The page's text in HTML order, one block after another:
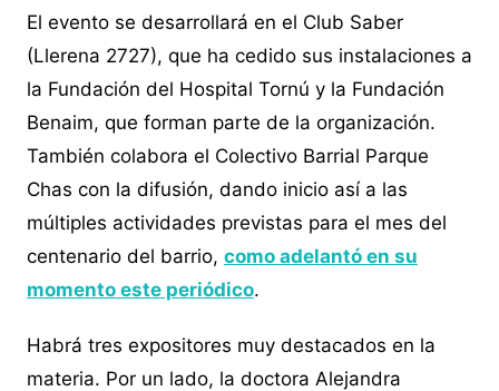
El evento se desarrollará en el Club Saber
(Llerena 2727), que ha cedido sus instalaciones a
la Fundación del Hospital Tornú y la Fundación
Benaim, que forman parte de la organización.
También colabora el Colectivo Barrial Parque
Chas con la difusión, dando inicio así a las
múltiples actividades previstas para el mes del
centenario del barrio, como adelantó en su
momento este periódico.
Habrá tres expositores muy destacados en la
materia. Por un lado, la doctora Alejandra